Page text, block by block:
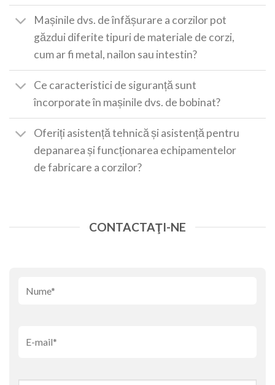
Mașinile dvs. de înfășurare a corzilor pot
găzdui diferite tipuri de materiale de corzi,
cum ar fi metal, nailon sau intestin?
Ce caracteristici de siguranță sunt
încorporate în mașinile dvs. de bobinat?
Oferiți asistență tehnică și asistență pentru
depanarea și funcționarea echipamentelor
de fabricare a corzilor?
CONTACTAŢI-NE